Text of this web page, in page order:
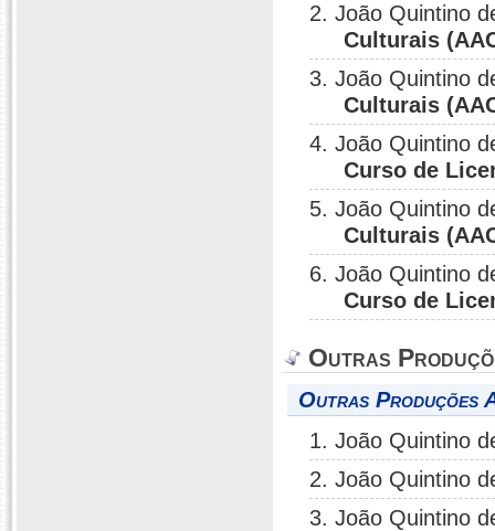
2. João Quintino
Culturais
3. João Quintino
Culturais
4. João Quintino
Curso de
5. João Quintino
Culturais
6. João Quintino
Curso de
Outras
Outras Produções
1. João Quintino
2. João Quintino
3. João Quintino